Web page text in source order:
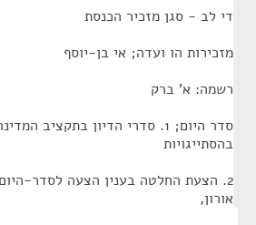
די לב - סגן מזכיר הכנסת
מזכירות הו ועדה; אי בן-יוסף
רשמה: א' ברק
בהסתייגויות
2. הצעת החלטה בענין הצעה לסדר-
אורון,